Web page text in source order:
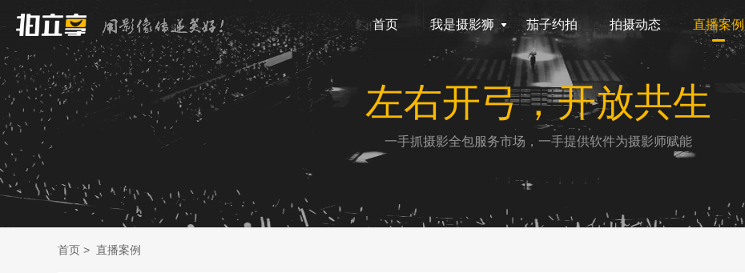
首页 我是摄影狮 茄子约拍 拍摄动态 直播案例
左右开弓，开放共生
一手抓摄影全包服务市场，一手提供软件为摄影师赋能
首页 > 直播案例